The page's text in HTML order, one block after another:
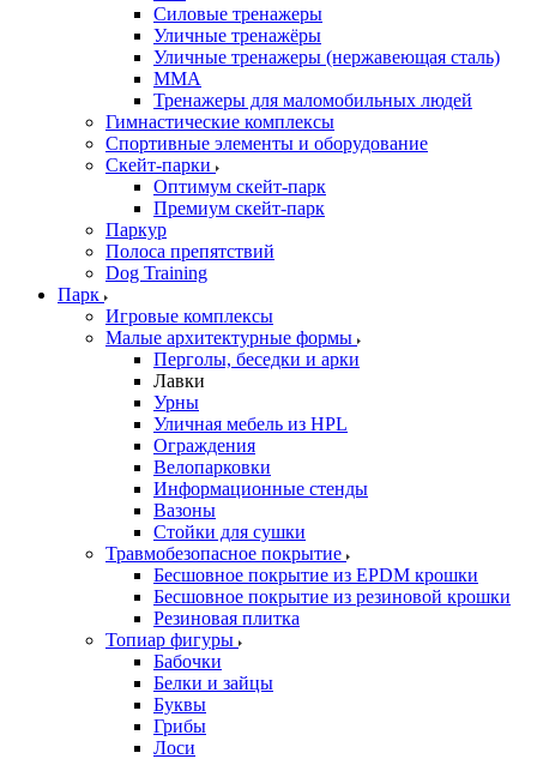
Силовые тренажеры
Уличные тренажёры
Уличные тренажеры (нержавеющая сталь)
ММА
Тренажеры для маломобильных людей
Гимнастические комплексы
Спортивные элементы и оборудование
Скейт-парки
Оптимум скейт-парк
Премиум скейт-парк
Паркур
Полоса препятствий
Dog Training
Парк
Игровые комплексы
Малые архитектурные формы
Перголы, беседки и арки
Лавки
Урны
Уличная мебель из HPL
Ограждения
Велопарковки
Информационные стенды
Вазоны
Стойки для сушки
Травмобезопасное покрытие
Бесшовное покрытие из EPDM крошки
Бесшовное покрытие из резиновой крошки
Резиновая плитка
Топиар фигуры
Бабочки
Белки и зайцы
Буквы
Грибы
Лоси